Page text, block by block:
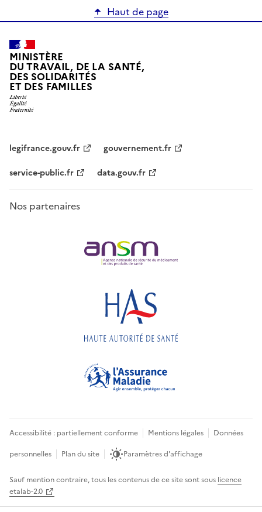
Haut de page
MINISTÈRE
DU TRAVAIL, DE LA SANTÉ,
DES SOLIDARITÉS
ET DES FAMILLES
legifrance.gouv.fr
gouvernement.fr
service-public.fr
data.gouv.fr
Nos partenaires
Accessibilité : partiellement conforme Mentions légales
Données
personnelles
Plan du site Paramètres d'affichage
Sauf mention contraire, tous les contenus de ce site sont sous licence
etalab-2.0